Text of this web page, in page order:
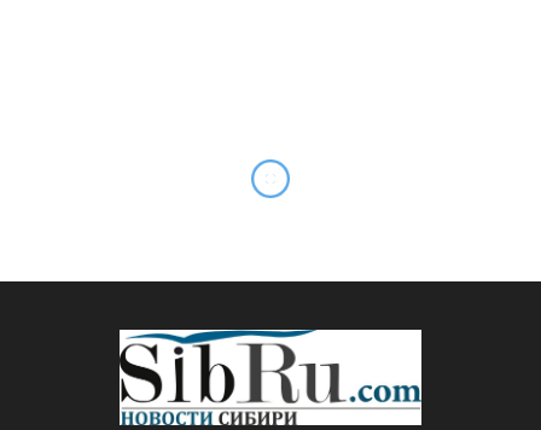
«Дальневосточный финал.
От войны к миру»:
рассекреченные документы
разрома Японии и